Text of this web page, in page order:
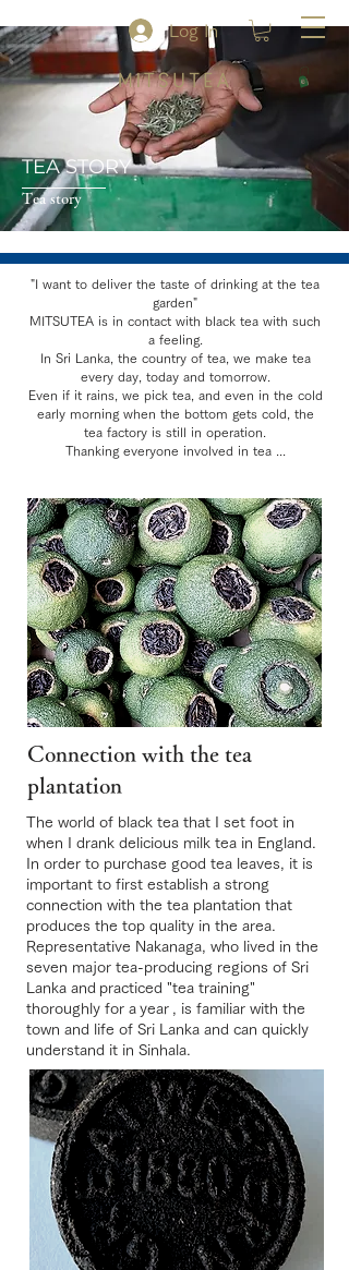
Log In
TEA STORY
​Tea story
"I want to deliver the taste of drinking at the tea
garden"
MITSUTEA is in contact with black tea with such
a feeling.
In Sri Lanka, the country of tea, we make tea
every day, today and tomorrow.
Even if it rains, we pick tea, and even in the cold
early morning when the bottom gets cold, the
tea factory is still in operation.
Thanking everyone involved in tea ...
Connection with the tea
plantation
The world of black tea that I set foot in
when I drank delicious milk tea in England.
In order to purchase good tea leaves, it is
important to first establish a strong
connection with the tea plantation that
produces the top quality in the area.
Representative Nakanaga, who lived in the
seven major tea-producing regions of Sri
Lanka and practiced "tea training"
thoroughly for a year , is familiar with the
town and life of Sri Lanka and can quickly
understand it in Sinhala.